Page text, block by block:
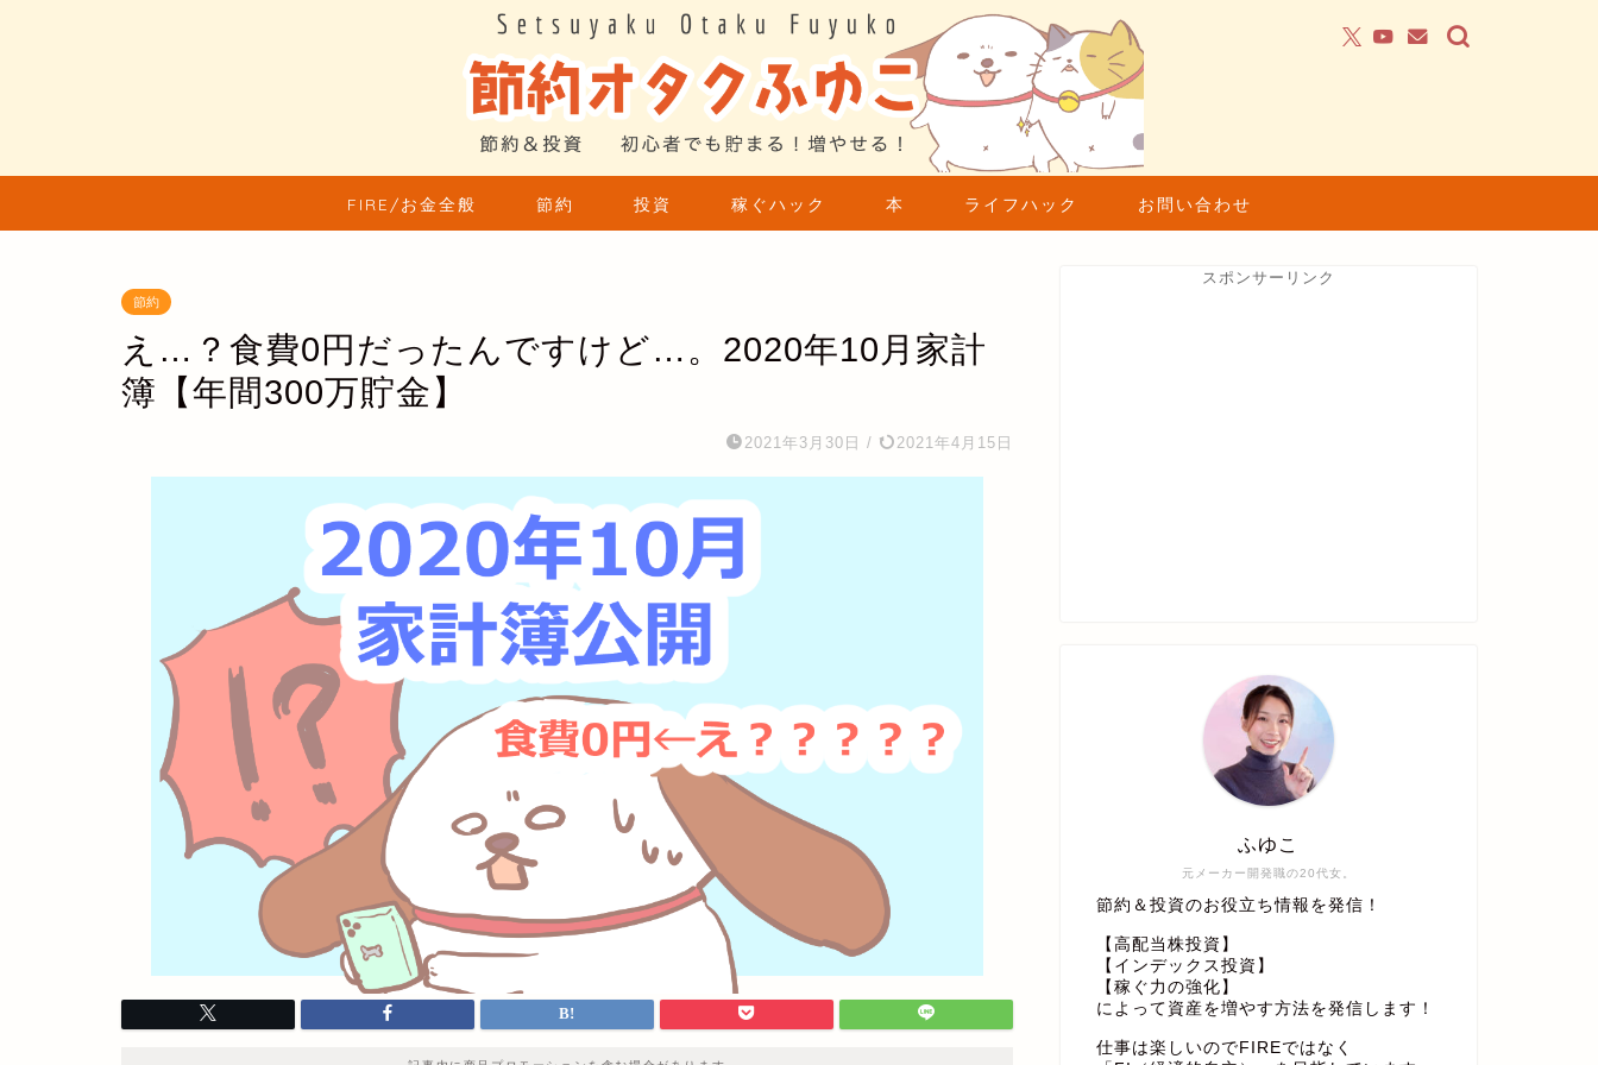
FIRE/お金全般 節約 投資 稼ぐハック 本 ライフハック お問い合わせ
節約
え…？食費0円だったんですけど…。2020年10月家計
簿【年間300万貯金】
2021年3月30日 / 2021年4月15日
スポンサーリンク
元メーカー開発職の20代女。
ふゆこ
節約＆投資のお役立ち情報を発信！
【高配当株投資】
【インデックス投資】
【稼ぐ力の強化】
によって資産を増やす方法を発信します！
仕事は楽しいのでFIREではなく